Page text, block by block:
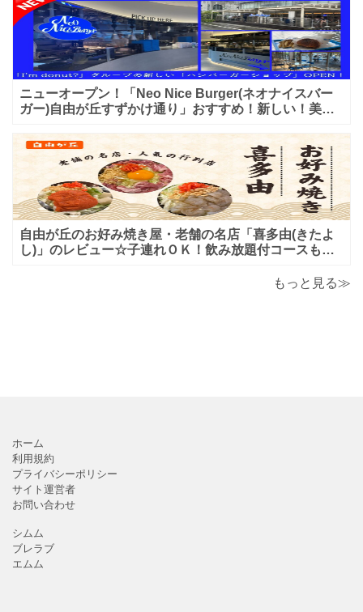
ニューオープン！「Neo Nice Burger(ネオナイスバー
ガー)自由が丘すずかけ通り」おすすめ！新しい！美味
自由が丘のお好み焼き屋・老舗の名店「喜多由(きたよ
し)」のレビュー☆子連れＯＫ！飲み放題付コースも！
もっと見る≫
ホーム
利用規約
プライバシーポリシー
サイト運営者
お問い合わせ
シムム
ブレラブ
エムム